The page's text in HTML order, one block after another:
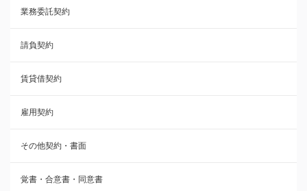
雇用契約
その他契約・書面
売買契約
株主総会議事録・関連書類
請負契約
フランチャイズ契約
業務委託契約
請負契約
賃貸借契約
雇用契約
その他契約・書面
覚書・合意書・同意書